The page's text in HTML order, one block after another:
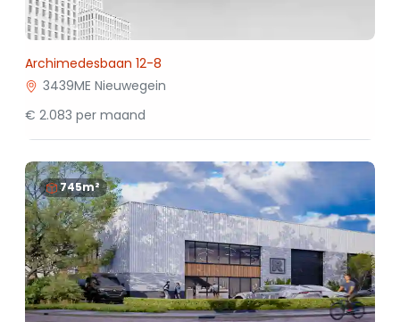
Archimedesbaan 12-8
3439ME Nieuwegein
€ 2.083 per maand
745m²